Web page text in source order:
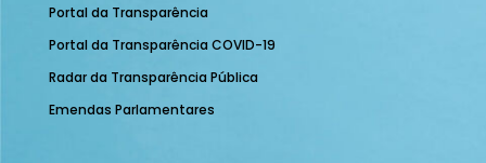
Portal da Transparência
Portal da Transparência COVID-19
Radar da Transparência Pública
Emendas Parlamentares